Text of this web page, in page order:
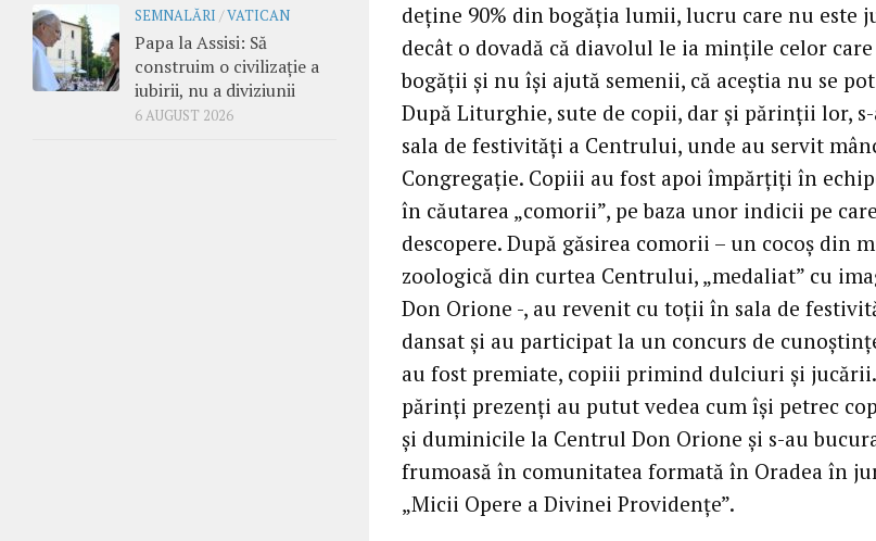
deţine 90% din bogăţia lumii, lucru care nu este
decât o dovadă că diavolul le ia minţile celor
bogăţii şi nu îşi ajută semenii, că aceştia nu se
După Liturghie, sute de copii, dar şi părinţii lor,
sala de festivităţi a Centrului, unde au servit
Congregaţie. Copiii au fost apoi împărţiţi în
în căutarea „comorii”, pe baza unor indicii pe
descopere. După găsirea comorii – un cocoş din
zoologică din curtea Centrului, „medaliat” cu
Don Orione -, au revenit cu toţii în sala de
dansat şi au participat la un concurs de
au fost premiate, copiii primind dulciuri şi
părinţi prezenţi au putut vedea cum îşi petrec
şi duminicile la Centrul Don Orione şi s-au
frumoasă în comunitatea formată în Oradea în
„Micii Opere a Divinei Providenţe”.
SEMNALĂRI /VATICAN
Papa la Assisi: Să
construim o civilizație a
iubirii, nu a diviziunii
6 AUGUST 2026